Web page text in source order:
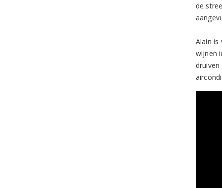
de
Alain
wijnen